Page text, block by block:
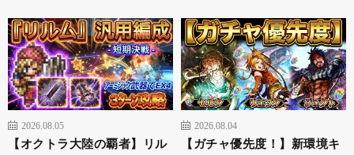
2026.08.05
【オクトラ大陸の覇者】リル
2026.08.04
【ガチャ優先度！】新環境キ